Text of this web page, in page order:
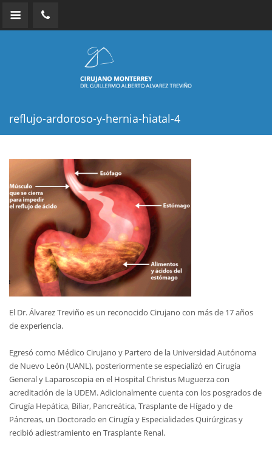
reflujo-ardoroso-y-hernia-hiatal-4
El Dr. Álvarez Treviño es un reconocido Cirujano con más de 17 años
de experiencia.
Egresó como Médico Cirujano y Partero de la Universidad Autónoma
de Nuevo León (UANL), posteriormente se especializó en Cirugía
General y Laparoscopia en el Hospital Christus Muguerza con
acreditación de la UDEM. Adicionalmente cuenta con los posgrados de
Cirugía Hepática, Biliar, Pancreática, Trasplante de Hígado y de
Páncreas, un Doctorado en Cirugía y Especialidades Quirúrgicas y
recibió adiestramiento en Trasplante Renal.